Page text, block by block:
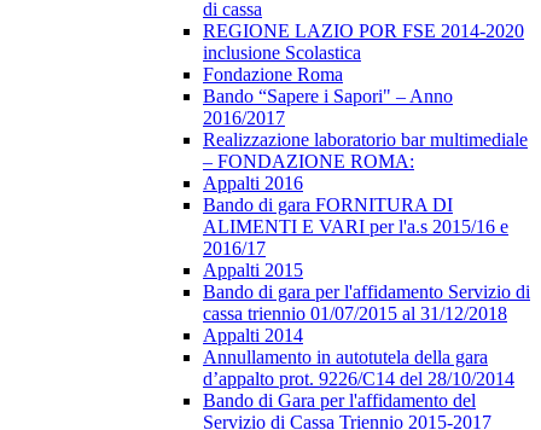
di cassa
REGIONE LAZIO POR FSE 2014-2020
inclusione Scolastica
Fondazione Roma
Bando “Sapere i Sapori" – Anno
2016/2017
Realizzazione laboratorio bar multimediale
– FONDAZIONE ROMA:
Appalti 2016
Bando di gara FORNITURA DI
ALIMENTI E VARI per l'a.s 2015/16 e
2016/17
Appalti 2015
Bando di gara per l'affidamento Servizio di
cassa triennio 01/07/2015 al 31/12/2018
Appalti 2014
Annullamento in autotutela della gara
d’appalto prot. 9226/C14 del 28/10/2014
Bando di Gara per l'affidamento del
Servizio di Cassa Triennio 2015-2017